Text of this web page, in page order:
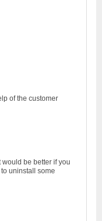
of the customer
would be better if you
uninstall some